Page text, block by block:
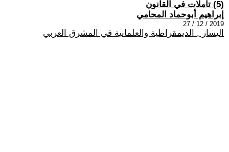
(5) تأملات في القانون
إبراهيم أبوحماد المحامي
2019 / 12 / 27
اليسار , الديمقراطية والعلمانية في المشرق العربي